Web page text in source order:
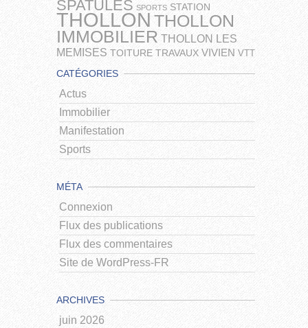
SPATULES SPORTS STATION
THOLLON THOLLON
IMMOBILIER THOLLON LES
MEMISES TOITURE TRAVAUX VIVIEN VTT
CATÉGORIES
Actus
Immobilier
Manifestation
Sports
MÉTA
Connexion
Flux des publications
Flux des commentaires
Site de WordPress-FR
ARCHIVES
juin 2026